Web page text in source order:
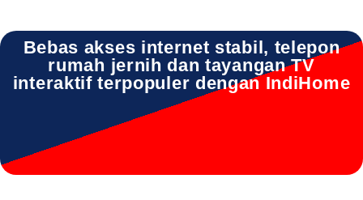
Bebas akses internet stabil, telepon
rumah jernih dan tayangan TV
interaktif terpopuler dengan IndiHome